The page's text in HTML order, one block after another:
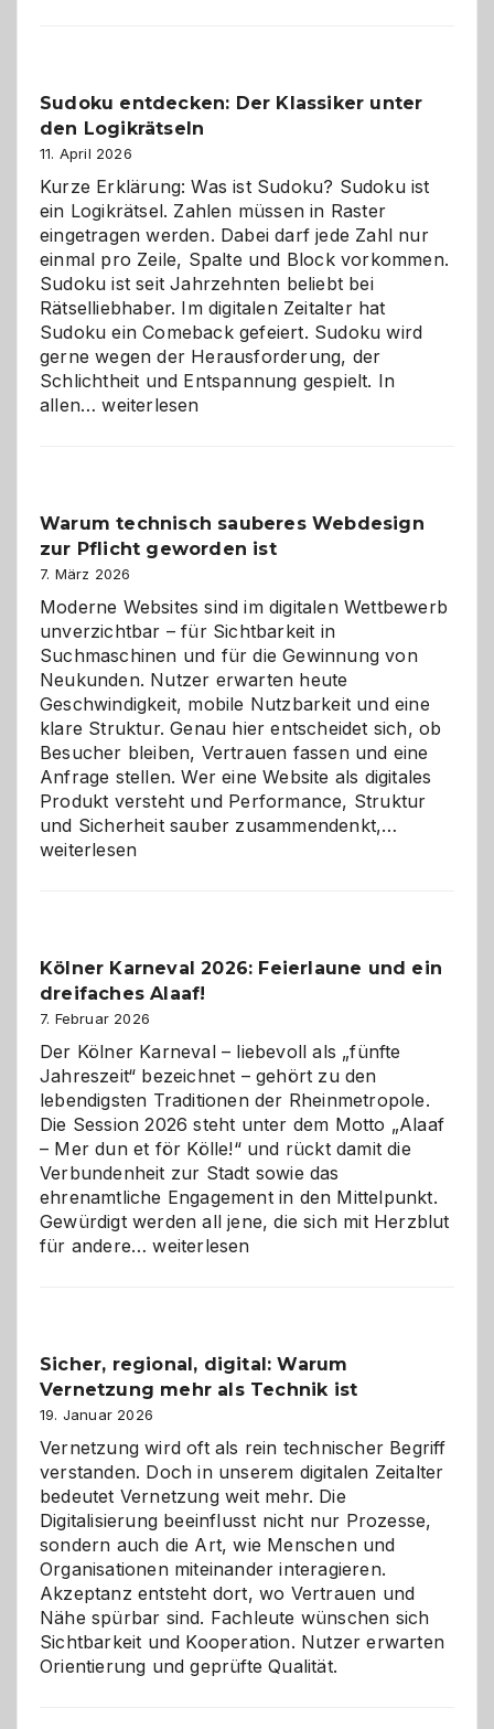
Sudoku entdecken: Der Klassiker unter
den Logikrätseln
11. April 2026
Kurze Erklärung: Was ist Sudoku? Sudoku ist
ein Logikrätsel. Zahlen müssen in Raster
eingetragen werden. Dabei darf jede Zahl nur
einmal pro Zeile, Spalte und Block vorkommen.
Sudoku ist seit Jahrzehnten beliebt bei
Rätselliebhaber. Im digitalen Zeitalter hat
Sudoku ein Comeback gefeiert. Sudoku wird
gerne wegen der Herausforderung, der
Schlichtheit und Entspannung gespielt. In
allen…Sudoku
den
Logikrätseln
weiterlesen
Warum technisch sauberes Webdesign
zur Pflicht geworden ist
7. März 2026
Moderne Websites sind im digitalen Wettbewerb
unverzichtbar – für Sichtbarkeit in
Suchmaschinen und für die Gewinnung von
Neukunden. Nutzer erwarten heute
Geschwindigkeit, mobile Nutzbarkeit und eine
klare Struktur. Genau hier entscheidet sich, ob
Besucher bleiben, Vertrauen fassen und eine
Anfrage stellen. Wer eine Website als digitales
Produkt versteht und Performance, Struktur
und Sicherheit sauber zusammendenkt,…
geworden
weiterlesen
Kölner Karneval 2026: Feierlaune und ein
dreifaches Alaaf!
7. Februar 2026
Der Kölner Karneval – liebevoll als „fünfte
Jahreszeit“ bezeichnet – gehört zu den
lebendigsten Traditionen der Rheinmetropole.
Die Session 2026 steht unter dem Motto „Alaaf
– Mer dun et för Kölle!“ und rückt damit die
Verbundenheit zur Stadt sowie das
ehrenamtliche Engagement in den Mittelpunkt.
Gewürdigt werden all jene, die sich mit Herzblut
für andere…Kölner
ein
dreifaches
Alaaf!
weiterlesen
Sicher, regional, digital: Warum
Vernetzung mehr als Technik ist
19. Januar 2026
Vernetzung wird oft als rein technischer Begriff
verstanden. Doch in unserem digitalen Zeitalter
bedeutet Vernetzung weit mehr. Die
Digitalisierung beeinflusst nicht nur Prozesse,
sondern auch die Art, wie Menschen und
Organisationen miteinander interagieren.
Akzeptanz entsteht dort, wo Vertrauen und
Nähe spürbar sind. Fachleute wünschen sich
Sichtbarkeit und Kooperation. Nutzer erwarten
Orientierung und geprüfte Qualität.